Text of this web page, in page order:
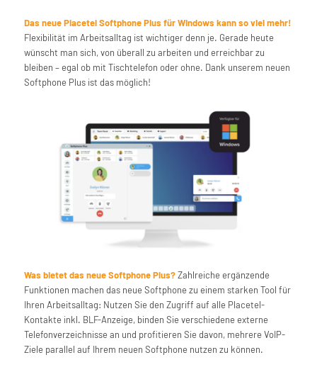
Das neue Placetel Softphone Plus für Windows kann so viel mehr!
Flexibilität im Arbeitsalltag ist wichtiger denn je. Gerade heute
wünscht man sich, von überall zu arbeiten und erreichbar zu
bleiben – egal ob mit Tischtelefon oder ohne. Dank unserem neuen
Softphone Plus ist das möglich!
Was bietet das neue Softphone Plus?Zahlreiche ergänzende
Funktionen machen das neue Softphone zu einem starken Tool für
Ihren Arbeitsalltag: Nutzen Sie den Zugriff auf alle Placetel-
Kontakte inkl. BLF-Anzeige, binden Sie verschiedene externe
Telefonverzeichnisse an und profitieren Sie davon, mehrere VoIP-
Ziele parallel auf Ihrem neuen Softphone nutzen zu können.